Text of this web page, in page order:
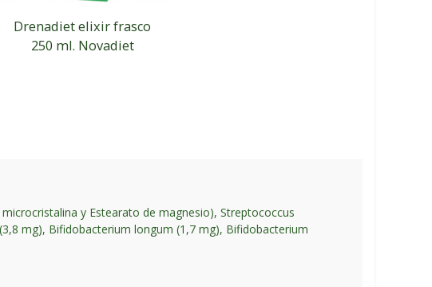
Drenadiet elixir frasco
250 ml. Novadiet
y Estearato de magnesio), Streptococcus
mg), Bifidobacterium longum (1,7 mg), Bifidobacterium